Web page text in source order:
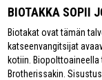
BIOTAKKA SOPII
Biotakat ovat tämän
katseenvangitsijat
kotiin. Biopolttoaineella
Brotherissakin.